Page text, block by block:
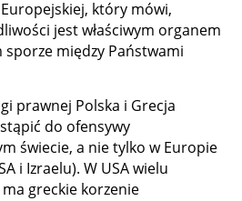
który mówi,
jest właściwym organem
sporze między Państwami
prawnej Polska i Grecja
do ofensywy
świecie, a nie tylko w Europie
i Izraelu). W USA wielu
greckie korzenie